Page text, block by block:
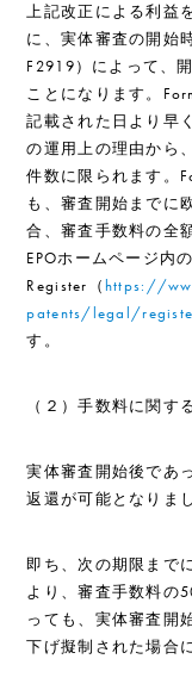
上記改正による利益
に、実体審査の開始
F2919）によって、
ことになります。
記載された日より早
の運用上の理由から
件数に限られます。
も、審査開始までに
合、審査手数料の全
EPOホームページ内
Register（https://
patents/legal/
す。
（２）手数料に関す
実体審査開始後であ
返還が可能となりま
即ち、次の期限まで
より、審査手数料の
っても、実体審査開
下げ擬制された場合